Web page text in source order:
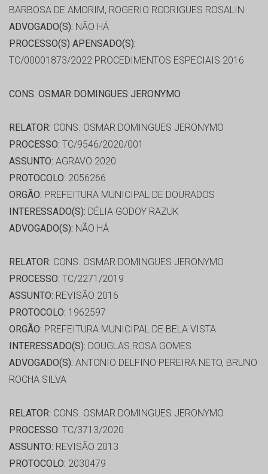
BARBOSA DE AMORIM, ROGERIO RODRIGUES ROSALIN
ADVOGADO(S): NÃO HÁ
PROCESSO(S) APENSADO(S):
TC/00001873/2022 PROCEDIMENTOS ESPECIAIS 2016
CONS. OSMAR DOMINGUES JERONYMO
RELATOR: CONS. OSMAR DOMINGUES JERONYMO
PROCESSO: TC/9546/2020/001
ASSUNTO: AGRAVO 2020
PROTOCOLO: 2056266
ORGÃO: PREFEITURA MUNICIPAL DE DOURADOS
INTERESSADO(S): DÉLIA GODOY RAZUK
ADVOGADO(S): NÃO HÁ
RELATOR: CONS. OSMAR DOMINGUES JERONYMO
PROCESSO: TC/2271/2019
ASSUNTO: REVISÃO 2016
PROTOCOLO: 1962597
ORGÃO: PREFEITURA MUNICIPAL DE BELA VISTA
INTERESSADO(S): DOUGLAS ROSA GOMES
ADVOGADO(S): ANTONIO DELFINO PEREIRA NETO, BRUNO
ROCHA SILVA
RELATOR: CONS. OSMAR DOMINGUES JERONYMO
PROCESSO: TC/3713/2020
ASSUNTO: REVISÃO 2013
PROTOCOLO: 2030479